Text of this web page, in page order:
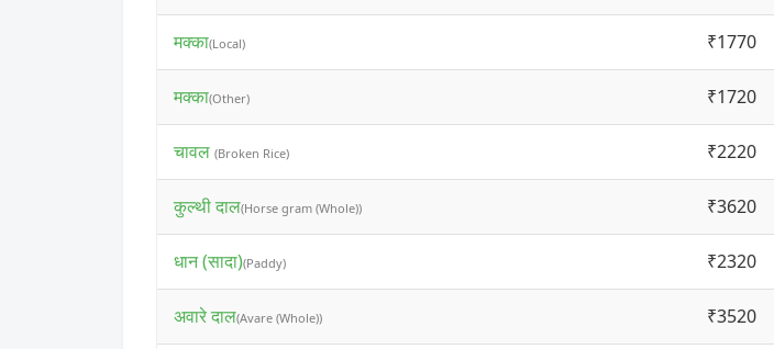
मक्का(Local) ₹1770
मक्का(Other) ₹1720
चावल (Broken Rice) ₹2220
कुल्थी दाल(Horse gram (Whole)) ₹3620
धान (सादा)(Paddy) ₹2320
अवारे दाल(Avare (Whole)) ₹3520